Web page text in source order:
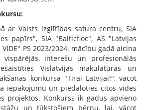
ar Valsts izglītības satura centru, SIA
papīrs", SIA "Balticfloc", AS "Latvijas
PS 2023/2024. mācību gadā aicina
vispārējās, interešu un profesionālās
Vislatvijas makulatūras un
konkursā "Tīrai Latvijai!", vācot
iepakojumu un piedaloties citos vides
projektos. Konkurss ik gadus apvieno
un tūkstošiem bērnu, lai, vācot